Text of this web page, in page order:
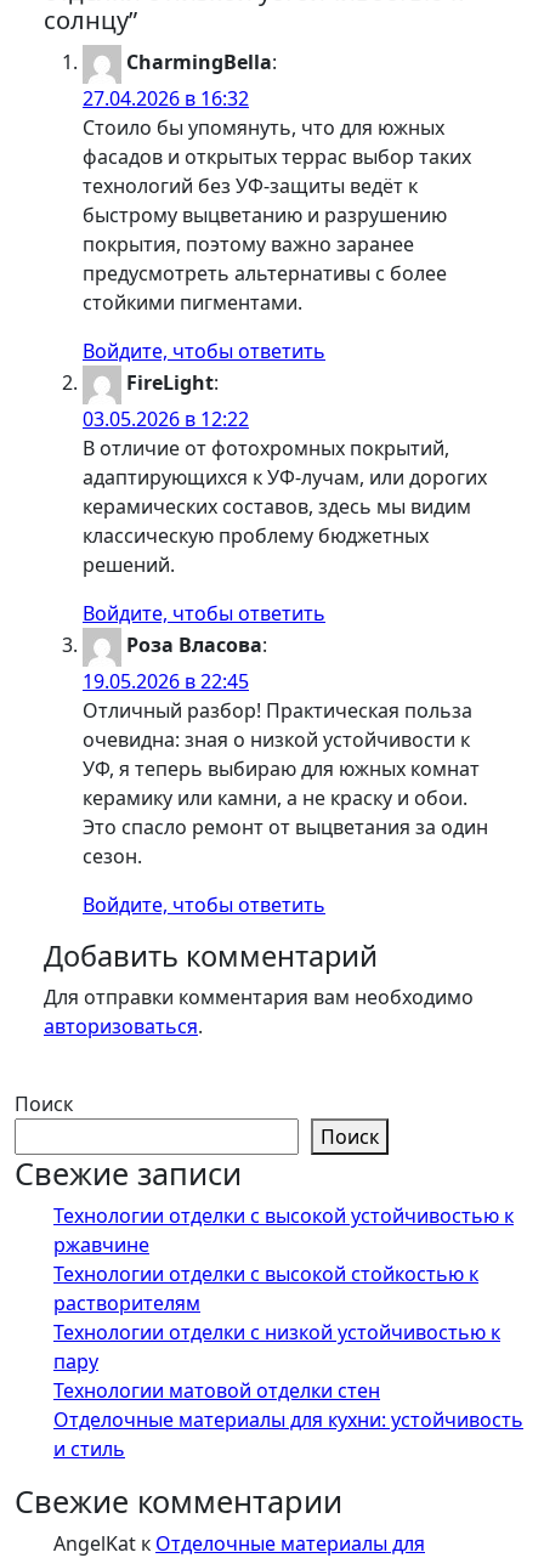
солнцу”
CharmingBella:
27.04.2026 в 16:32
Стоило бы упомянуть, что для южных
фасадов и открытых террас выбор таких
технологий без УФ-защиты ведёт к
быстрому выцветанию и разрушению
покрытия, поэтому важно заранее
предусмотреть альтернативы с более
стойкими пигментами.
Войдите, чтобы ответить
FireLight:
03.05.2026 в 12:22
В отличие от фотохромных покрытий,
адаптирующихся к УФ-лучам, или дорогих
керамических составов, здесь мы видим
классическую проблему бюджетных
решений.
Войдите, чтобы ответить
Роза Власова:
19.05.2026 в 22:45
Отличный разбор! Практическая польза
очевидна: зная о низкой устойчивости к
УФ, я теперь выбираю для южных комнат
керамику или камни, а не краску и обои.
Это спасло ремонт от выцветания за один
сезон.
Войдите, чтобы ответить
Добавить комментарий
Для отправки комментария вам необходимо
авторизоваться.
Поиск
Поиск
Свежие записи
Технологии отделки с высокой устойчивостью к
ржавчине
Технологии отделки с высокой стойкостью к
растворителям
Технологии отделки с низкой устойчивостью к
пару
Технологии матовой отделки стен
Отделочные материалы для кухни: устойчивость
и стиль
Свежие комментарии
AngelKat к Отделочные материалы для